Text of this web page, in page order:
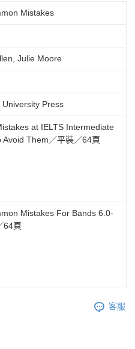
Mistakes
Julie Moore
Press
at IELTS Intermediate
Avoid Them／平裝／64頁
Mistakes For Bands 6.0-
64頁
客服